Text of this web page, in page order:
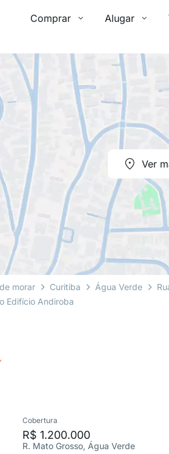
Comprar Alugar
Ver
morar Curitiba Água Verde
Edifício Andiroba
Cobertura
R$ 1.200.000
R. Mato Grosso, Água Verde